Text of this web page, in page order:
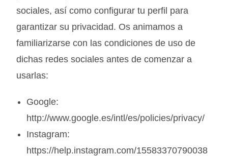
sociales, así como configurar tu perfil para
garantizar su privacidad. Os animamos a
familiarizarse con las condiciones de uso de
dichas redes sociales antes de comenzar a
usarlas:
Google:
http://www.google.es/intl/es/policies/privacy/
Instagram:
https://help.instagram.com/15583370790038